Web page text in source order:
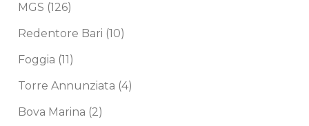
MGS (126)
Redentore Bari (10)
Foggia (11)
Torre Annunziata (4)
Bova Marina (2)